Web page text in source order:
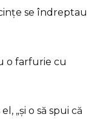
se îndreptau
o farfurie cu
„și o să spui că